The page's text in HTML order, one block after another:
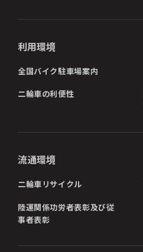
利用環境
全国バイク駐車場案内
二輪車の利便性
流通環境
二輪車リサイクル
陸運関係功労者表彰及び従
事者表彰